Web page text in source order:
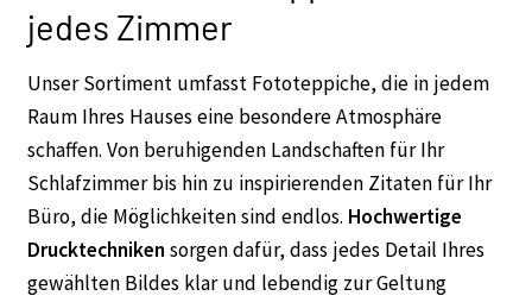
jedes Zimmer
Unser Sortiment umfasst Fototeppiche, die in jedem
Raum Ihres Hauses eine besondere Atmosphäre
schaffen. Von beruhigenden Landschaften für Ihr
Schlafzimmer bis hin zu inspirierenden Zitaten für Ihr
Büro, die Möglichkeiten sind endlos. Hochwertige
Drucktechniken sorgen dafür, dass jedes Detail Ihres
gewählten Bildes klar und lebendig zur Geltung